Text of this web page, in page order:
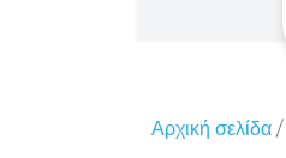
Αρχική σελίδα /